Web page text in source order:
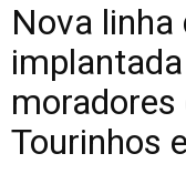
Nova linha
Tourinhos